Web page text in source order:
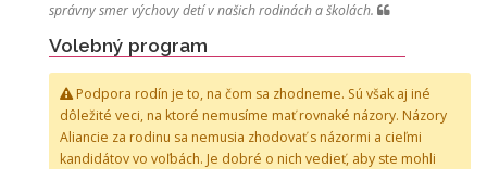
správny smer výchovy detí v našich rodinách a školách.
Volebný program
Podpora rodín je to, na čom sa zhodneme. Sú však aj iné
dôležité veci, na ktoré nemusíme mať rovnaké názory. Názory
Aliancie za rodinu sa nemusia zhodovať s názormi a cieľmi
kandidátov vo voľbách. Je dobré o nich vedieť, aby ste mohli